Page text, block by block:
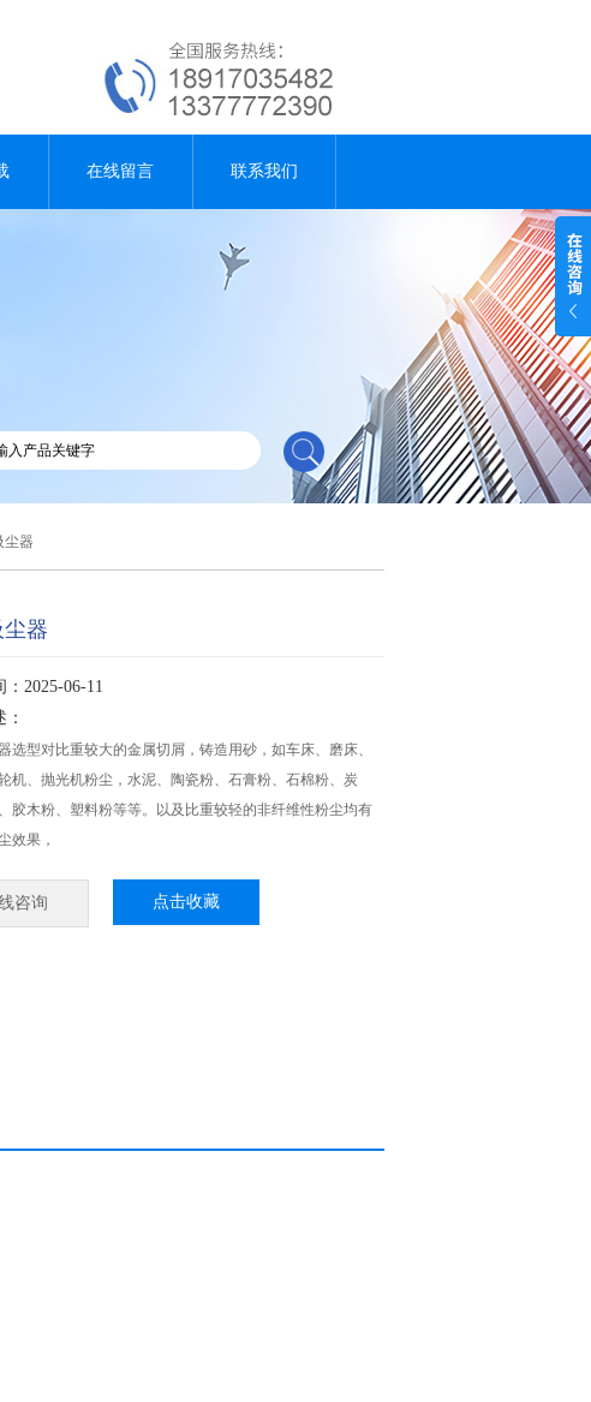
在线留言 联系我们
尘器
器
：2025-06-11
选型对比重较大的金属切屑，铸造用砂，如车床、磨床、
机、抛光机粉尘，水泥、陶瓷粉、石膏粉、石棉粉、炭
胶木粉、塑料粉等等。以及比重较轻的非纤维性粉尘均有
效果，
咨询 点击收藏